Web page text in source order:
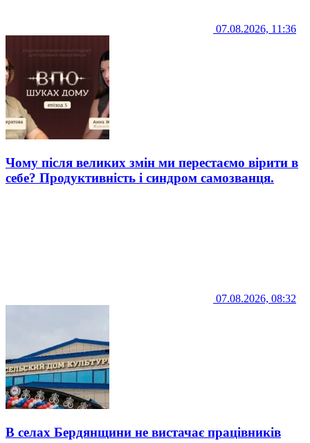
07.08.2026, 11:36
Чому після великих змін ми перестаємо вірити в
себе? Продуктивність і синдром самозванця.
07.08.2026, 08:32
В селах Бердянщини не вистачає працівників